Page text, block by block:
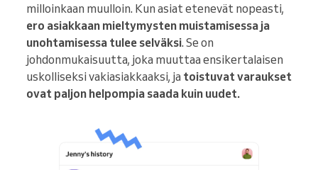
milloinkaan muulloin. Kun asiat etenevät nopeasti,
ero asiakkaan mieltymysten muistamisessa ja
unohtamisessa tulee selväksi. Se on
johdonmukaisuutta, joka muuttaa ensikertalaisen
uskolliseksi vakiasiakkaaksi, ja toistuvat varaukset
ovat paljon helpompia saada kuin uudet.